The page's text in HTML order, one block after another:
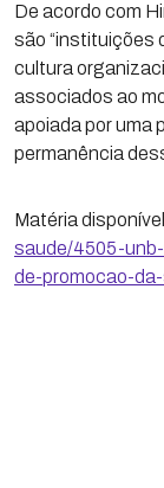
De acordo com
são “instituições
cultura
associados ao
apoiada por uma
permanência
Matéria
saude/4505-
de-promocao-